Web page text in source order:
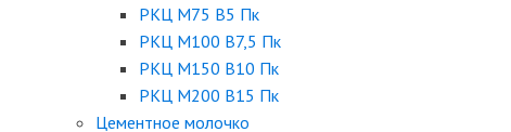
РКЦ М75 B5 Пк
РКЦ М100 B7,5 Пк
РКЦ М150 B10 Пк
РКЦ М200 B15 Пк
Цементное молочко